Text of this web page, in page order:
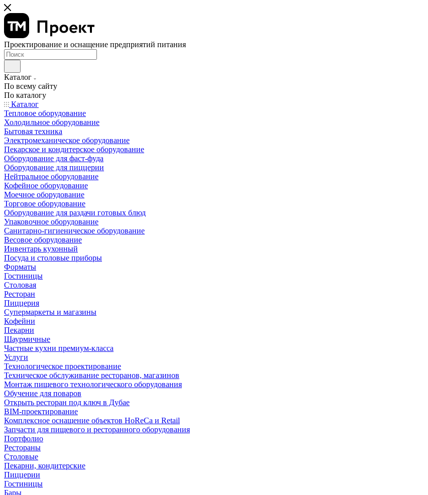
Проектирование и оснащение предприятий питания
Каталог
По всему сайту
По каталогу
Каталог
Тепловое оборудование
Холодильное оборудование
Бытовая техника
Электромеханическое оборудование
Пекарское и кондитерское оборудование
Оборудование для фаст-фуда
Оборудование для пиццерии
Нейтральное оборудование
Кофейное оборудование
Моечное оборудование
Торговое оборудование
Оборудование для раздачи готовых блюд
Упаковочное оборудование
Санитарно-гигиеническое оборудование
Весовое оборудование
Инвентарь кухонный
Посуда и столовые приборы
Форматы
Гостиницы
Столовая
Ресторан
Пиццерия
Супермаркеты и магазины
Кофейни
Пекарни
Шаурмичные
Частные кухни премиум-класса
Услуги
Технологическое проектирование
Техническое обслуживание ресторанов, магазинов
Монтаж пищевого технологического оборудования
Обучение для поваров
Открыть ресторан под ключ в Дубае
BIM-проектирование
Комплексное оснащение объектов HoReCa и Retail
Запчасти для пищевого и ресторанного оборудования
Портфолио
Рестораны
Столовые
Пекарни, кондитерские
Пиццерии
Гостиницы
Бары